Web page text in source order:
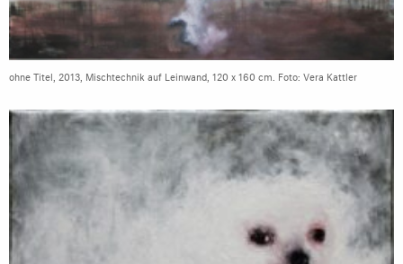
ohne Titel, 2013, Mischtechnik auf Leinwand, 120 x 160 cm. Foto: Vera Kattler